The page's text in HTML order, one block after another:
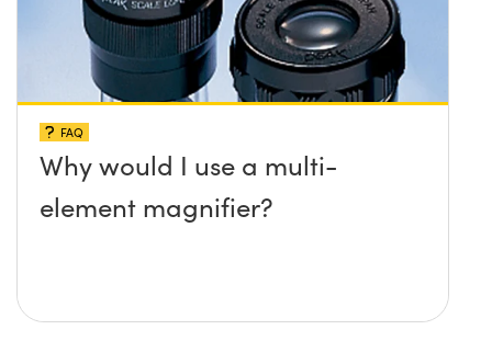
FAQ
Why would I use a multi-
element magnifier?